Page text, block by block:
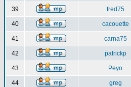
39 fred75
40 cacouette
41 carna75
42 patrickp
43 Peyo
44 greg